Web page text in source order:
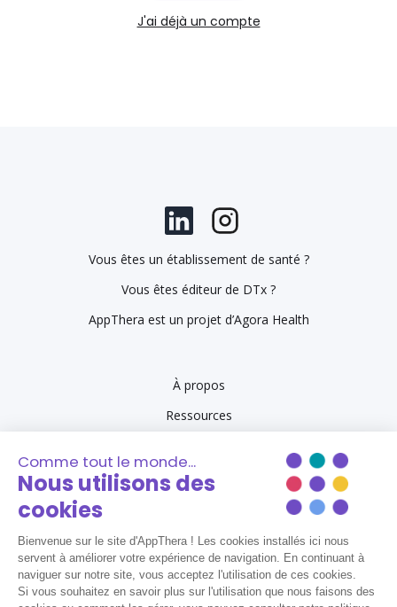
J'ai déjà un compte
Vous êtes un établissement de santé ?
Vous êtes éditeur de DTx ?
AppThera est un projet d’Agora Health
À propos
Ressources
Politique de confidentialité
Contactez-nous
Recrutement